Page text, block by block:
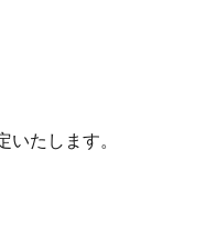
たします。